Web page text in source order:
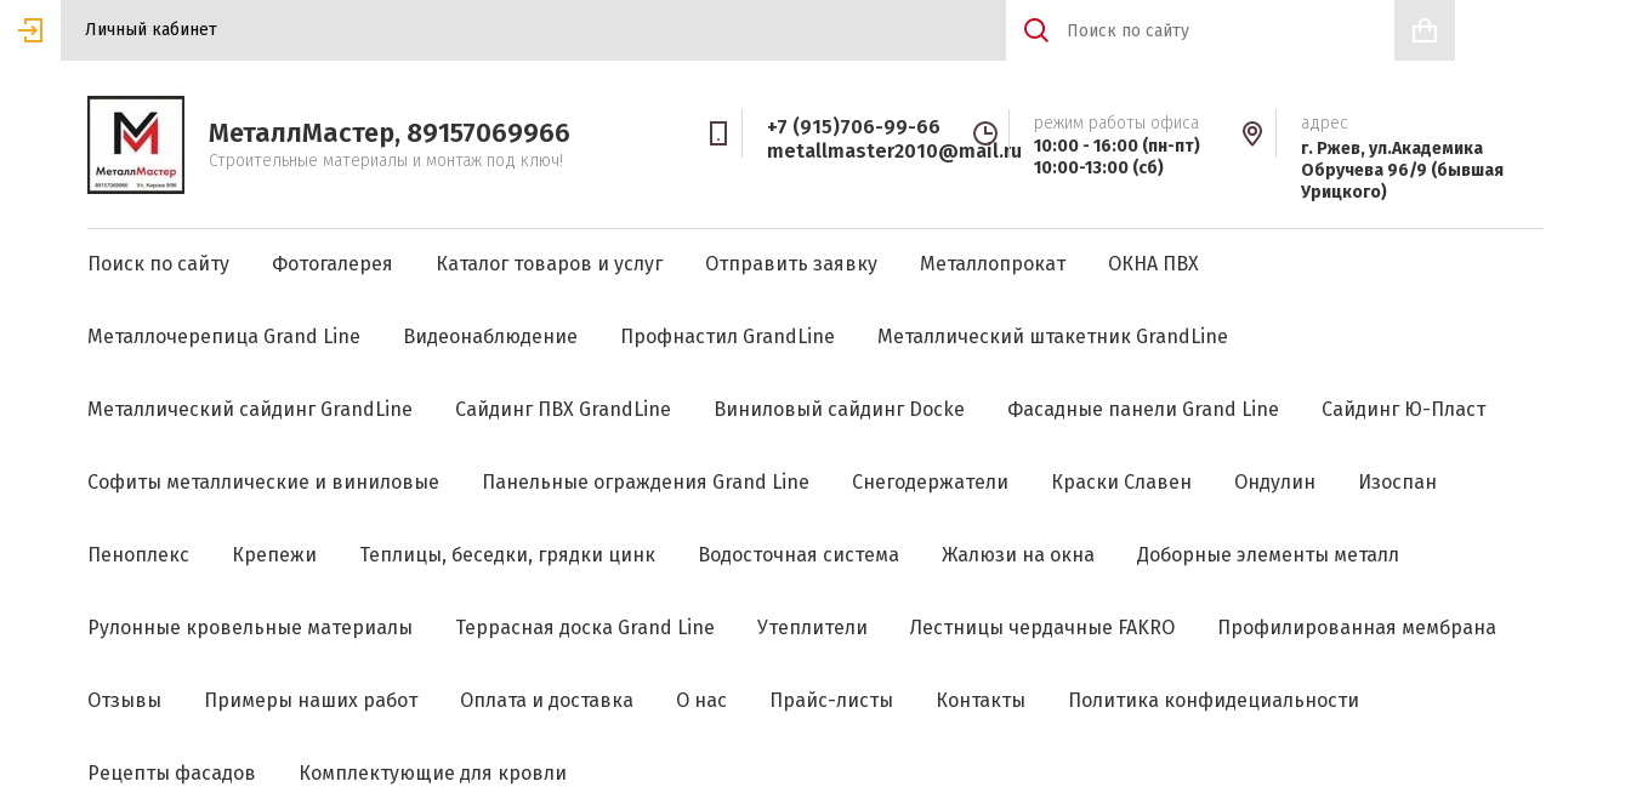
Личный кабинет
МеталлМастер, 89157069966
Строительные материалы и монтаж под ключ!
+7 (915)706-99-66
metallmaster2010@mail.ru
режим работы офиса
10:00 - 16:00 (пн-пт)
10:00-13:00 (сб)
адрес
г. Ржев, ул.Академика
Обручева 96/9 (бывшая
Урицкого)
Поиск по сайту Фотогалерея Каталог товаров и услуг Отправить заявку Металлопрокат ОКНА ПВХ
Металлочерепица Grand Line Видеонаблюдение Профнастил GrandLine Металлический штакетник GrandLine
Металлический сайдинг GrandLine Сайдинг ПВХ GrandLine Виниловый сайдинг Docke Фасадные панели Grand Line Сайдинг Ю-Пласт
Софиты металлические и виниловые Панельные ограждения Grand Line Снегодержатели Краски Славен Ондулин Изоспан
Пеноплекс Крепежи Теплицы, беседки, грядки цинк Водосточная система Жалюзи на окна Доборные элементы металл
Рулонные кровельные материалы Террасная доска Grand Line Утеплители Лестницы чердачные FAKRO Профилированная мембрана
Отзывы Примеры наших работ Оплата и доставка О нас Прайс-листы Контакты Политика конфидециальности
Рецепты фасадов Комплектующие для кровли